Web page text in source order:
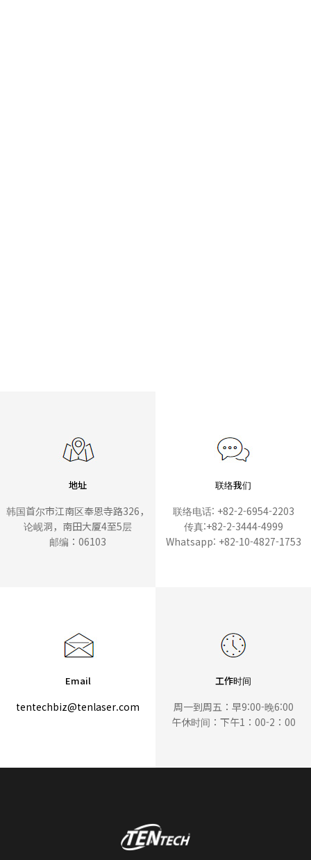
地址
韩国首尔市江南区奉恩寺路326，
论岘洞，南田大厦4至5层
邮编：06103
联络我们
联络电话: +82-2-6954-2203
传真:+82-2-3444-4999
Whatsapp: +82-10-4827-1753
Email
tentechbiz@tenlaser.com
工作时间
周一到周五：早9:00-晚6:00
午休时间：下午1：00-2：00